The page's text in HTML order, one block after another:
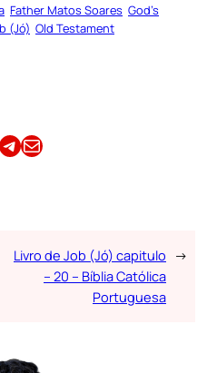
Father Matos Soares God’s
(Jó) Old Testament
on TelegramEmail this Article
Livro de Job (Jó) capitulo
– 20 – Bíblia Católica
Portuguesa
→